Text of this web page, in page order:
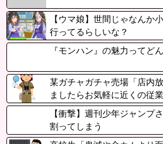
【ウマ娘】世間じゃなんか
行ってるらしいな？
『モンハン』の魅力ってど
某ガチャガチャ売場「店内
ましたらお気軽に近くの従
い」→声かけた結果ｗｗｗ
【衝撃】週刊少年ジャンプ
割ってしまう